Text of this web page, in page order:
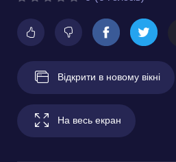
Відкрити в новому вікні
На весь екран